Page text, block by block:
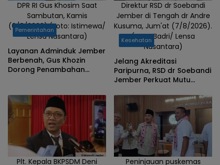
DPR RI Gus Khosim Saat
Sambutan, Kamis
(6/8/2026).(Foto: Istimewa/
Lensa Nusantara)
Pemerintahan
Layanan Adminduk Jember
Berbenah, Gus Khozin
Dorong Penambahan
Direktur RSD dr Soebandi
Jember di Tengah dr Andre
Kusuma, Jum'at (7/8/2026).
(Foto: Badri/ Lensa
Nusantara)
Kesehatan
Jelang Akreditasi
Paripurna, RSD dr Soebandi
Jember Perkuat Mutu
Ditingkatkan
Plt. Kepala BKPSDM Deni Peninjauan puskemas